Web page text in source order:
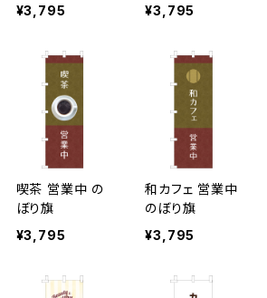
¥3,795 ¥3,795
喫茶 営業中 の
ぼり旗
¥3,795
和カフェ 営業中
のぼり旗
¥3,795